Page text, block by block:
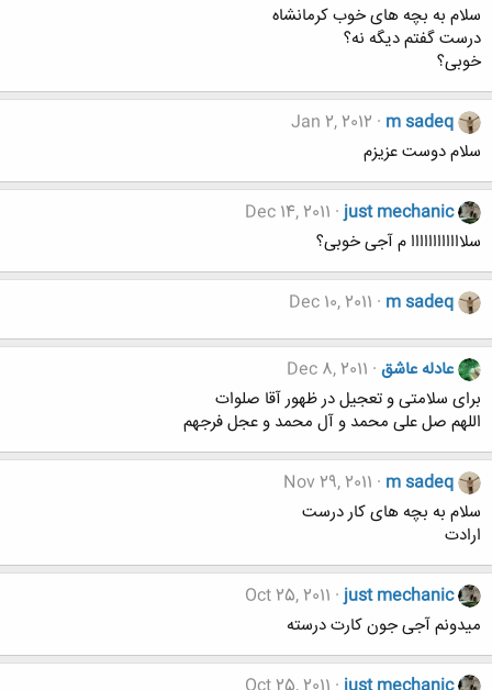
سلام به بچه های خوب کرمانشاه
درست گفتم دیگه نه؟
خوبی؟
m sadeq
Jan 2, 2012
سلام دوست عزيزم
just mechanic
Dec 14, 2011
سلاااااااااااا م آجی خوبی؟
m sadeq
Dec 10, 2011
عادله عاشق Dec 8, 2011
برای سلامتی و تعجیل در ظهور آقا صلوات
اللهم صل علی محمد و آل محمد و عجل فرجهم
m sadeq
Nov 29, 2011
سلام به بچه های کار درست
ارادت
just mechanic
Oct 25, 2011
میدونم آجی جون کارت درسته